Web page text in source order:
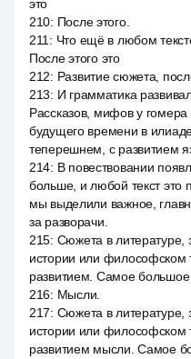
это
210: После этого.
211 : Что ещё в любом
После этого это
212: Развитие сюжета,
213: И грамматика
Рассказов, мифов у
будущего времени в
теперешнем, с развитием
214: В повествовании
больше, и любой текст это
мы выделили важное,
за разворачи.
215: Сюжета в литературе,
истории или философском
развитием. Самое
216: Мысли.
217: Сюжета в литературе,
истории или философском
развитием мысли. Самое